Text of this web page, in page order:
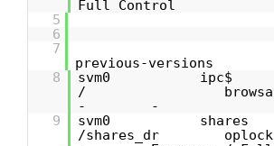
Full Control
5
6
7
previous-versions
8
svm0
/
- -
9
svm0
/shares_dr